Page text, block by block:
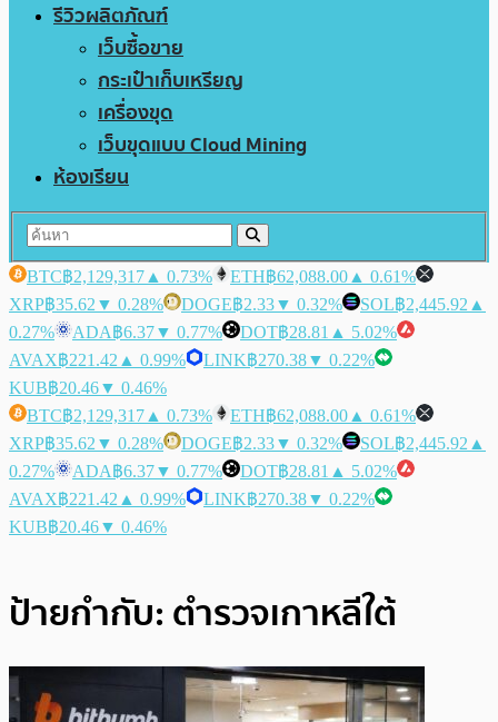
รีวิวผลิตภัณฑ์
เว็บซื้อขาย
กระเป๋าเก็บเหรียญ
เครื่องขุด
เว็บขุดแบบ Cloud Mining
ห้องเรียน
BTC฿2,129,317 ▲ 0.73% ETH฿62,088.00 ▲ 0.61%
XRP฿35.62 ▼ 0.28% DOGE฿2.33▼ 0.32% SOL฿2,445.92 ▲
0.27%
ADA฿6.37▼ 0.77% DOT฿28.81 ▲ 5.02%
AVAX฿221.42 ▲ 0.99% LINK฿270.38▼ 0.22%
KUB฿20.46▼ 0.46%
BTC฿2,129,317 ▲ 0.73% ETH฿62,088.00 ▲ 0.61%
XRP฿35.62 ▼ 0.28% DOGE฿2.33▼ 0.32% SOL฿2,445.92 ▲
0.27%
ADA฿6.37▼ 0.77% DOT฿28.81 ▲ 5.02%
AVAX฿221.42 ▲ 0.99% LINK฿270.38▼ 0.22%
KUB฿20.46▼ 0.46%
ป้ายกำกับ: ตำรวจเกาหลีใต้